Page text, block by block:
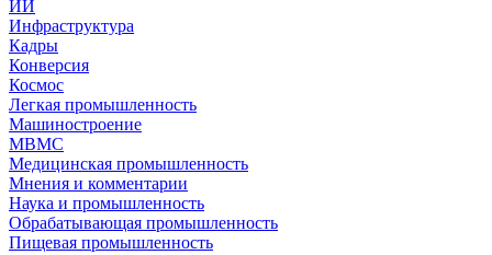
ИИ
Инфраструктура
Кадры
Конверсия
Космос
Легкая промышленность
Машиностроение
МВМС
Медицинская промышленность
Мнения и комментарии
Наука и промышленность
Обрабатывающая промышленность
Пищевая промышленность